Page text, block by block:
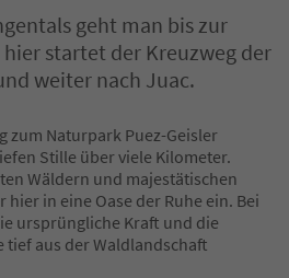
geht man bis zur
startet der Kreuzweg der
weiter nach Juac.
zum Naturpark Puez-Geisler
Stille über viele Kilometer.
Wäldern und majestätischen
in eine Oase der Ruhe ein. Bei
ursprüngliche Kraft und die
aus der Waldlandschaft